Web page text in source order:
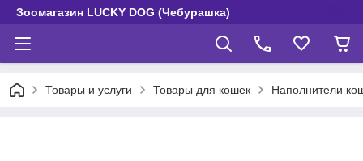
Зоомагазин LUCKY DOG (Чебурашка)
Товары и услуги Товары для кошек Наполнители